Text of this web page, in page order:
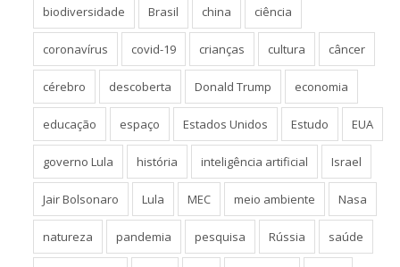
biodiversidade Brasil china ciência
coronavírus covid-19 crianças cultura câncer
cérebro descoberta Donald Trump economia
educação espaço Estados Unidos Estudo EUA
governo Lula história inteligência artificial Israel
Jair Bolsonaro Lula MEC meio ambiente Nasa
natureza pandemia pesquisa Rússia saúde